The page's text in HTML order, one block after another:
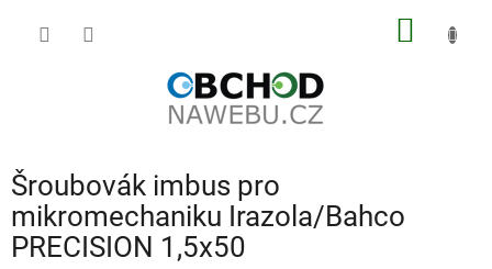
Šroubovák imbus pro
mikromechaniku Irazola/Bahco
PRECISION 1,5x50